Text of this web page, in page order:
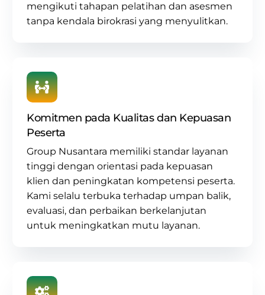
mengikuti tahapan pelatihan dan asesmen
tanpa kendala birokrasi yang menyulitkan.
Komitmen pada Kualitas dan Kepuasan
Peserta
Group Nusantara memiliki standar layanan
tinggi dengan orientasi pada kepuasan
klien dan peningkatan kompetensi peserta.
Kami selalu terbuka terhadap umpan balik,
evaluasi, dan perbaikan berkelanjutan
untuk meningkatkan mutu layanan.